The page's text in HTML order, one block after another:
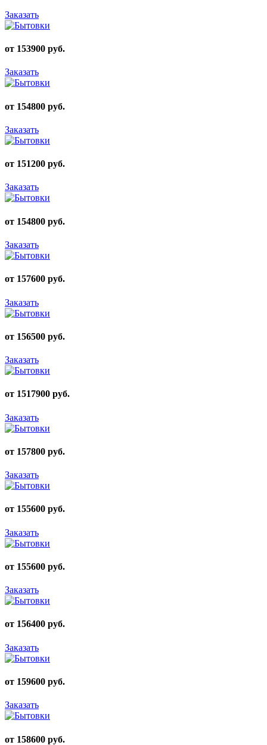
Заказать
от 153900 руб.
Заказать
от 154800 руб.
Заказать
от 151200 руб.
Заказать
от 154800 руб.
Заказать
от 157600 руб.
Заказать
от 156500 руб.
Заказать
от 1517900 руб.
Заказать
от 157800 руб.
Заказать
от 155600 руб.
Заказать
от 155600 руб.
Заказать
от 156400 руб.
Заказать
от 159600 руб.
Заказать
от 158600 руб.